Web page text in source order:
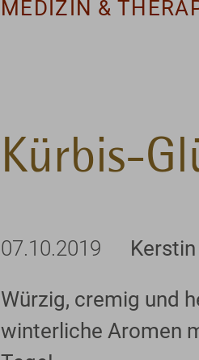
MEDIZIN &
Kürbis-
07.10.2019
Würzig, cremig und
winterliche Aromen